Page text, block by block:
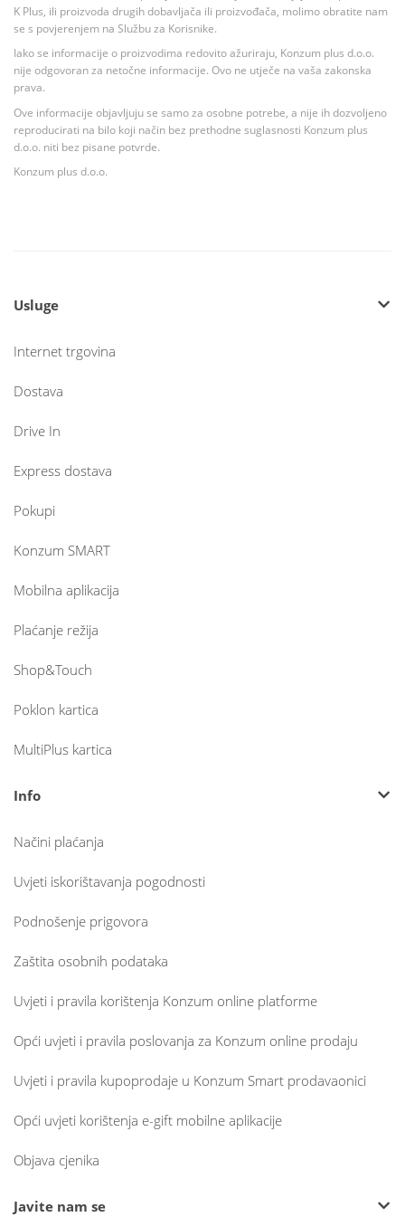
K Plus, ili proizvoda drugih dobavljača ili proizvođača, molimo obratite nam
se s povjerenjem na Službu za Korisnike.
Iako se informacije o proizvodima redovito ažuriraju, Konzum plus d.o.o.
nije odgovoran za netočne informacije. Ovo ne utječe na vaša zakonska
prava.
Ove informacije objavljuju se samo za osobne potrebe, a nije ih dozvoljeno
reproducirati na bilo koji način bez prethodne suglasnosti Konzum plus
d.o.o. niti bez pisane potvrde.
Konzum plus d.o.o.
Usluge
Internet trgovina
Dostava
Drive In
Express dostava
Pokupi
Konzum SMART
Mobilna aplikacija
Plaćanje režija
Shop&Touch
Poklon kartica
MultiPlus kartica
Info
Načini plaćanja
Uvjeti iskorištavanja pogodnosti
Podnošenje prigovora
Zaštita osobnih podataka
Uvjeti i pravila korištenja Konzum online platforme
Opći uvjeti i pravila poslovanja za Konzum online prodaju
Uvjeti i pravila kupoprodaje u Konzum Smart prodavaonici
Opći uvjeti korištenja e-gift mobilne aplikacije
Objava cjenika
Javite nam se